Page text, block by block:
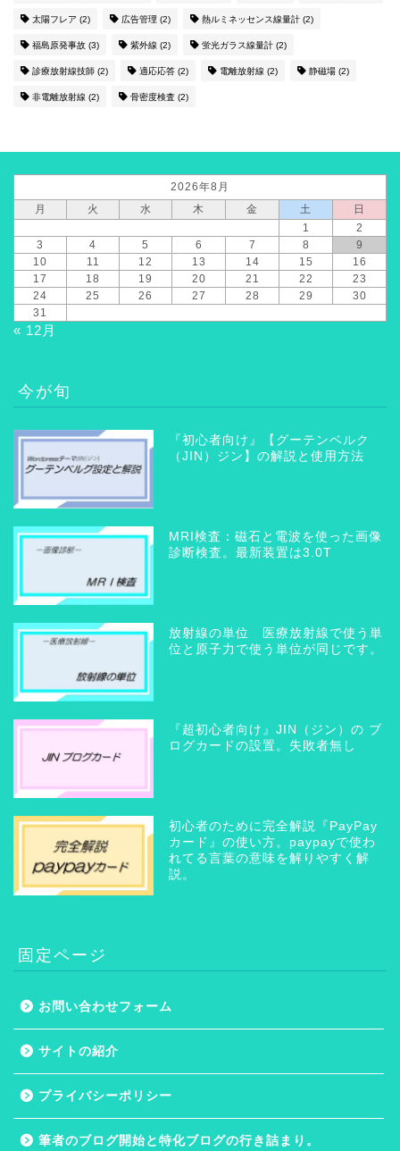
太陽フレア (2) 広告管理 (2) 熱ルミネッセンス線量計 (2)
福島原発事故 (3) 紫外線 (2) 蛍光ガラス線量計 (2)
診療放射線技師 (2) 適応応答 (2) 電離放射線 (2) 静磁場 (2)
非電離放射線 (2) 骨密度検査 (2)
2026年8月
月
火 水 木 金 土
日
1
2
3
4 5 6 7 8
9
10
11 12 13 14 15
16
17
18 19 20 21 22
23
24
25 26 27 28 29
30
31
« 12月
今が旬
『初心者向け』【グーテンベルク
（JIN）ジン】の解説と使用方法
MRI検査：磁石と電波を使った画像
診断検査。最新装置は3.0T
放射線の単位 医療放射線で使う単
位と原子力で使う単位が同じです。
『超初心者向け』JIN（ジン）の ブ
ログカードの設置。失敗者無し
初心者のために完全解説『PayPay
カード』の使い方。paypayで使わ
れてる言葉の意味を解りやすく解
説。
固定ページ
お問い合わせフォーム
サイトの紹介
プライバシーポリシー
筆者のブログ開始と特化ブログの行き詰まり。
ホーム
サイトの紹介